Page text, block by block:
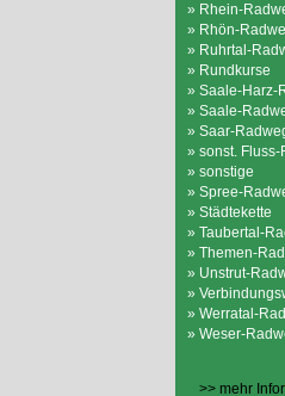
» Rhein-
» Rhön-
» Ruhrtal-
» Rundkurse
» Saale-Harz-
» Saale-
» Saar-
» sonst. Fluss-
» sonstige
» Spree-
» Städtekette
» Taubertal-
» Themen-
» Unstrut-
»
» Werratal-
» Weser-
>> mehr